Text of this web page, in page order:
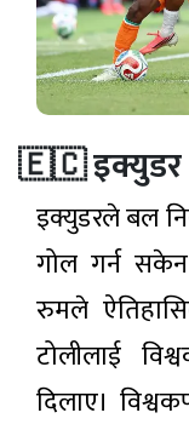
🇪🇨
इक्युडरले बल
गोल गर्न
रुमले
टोलीलाई
दिलाए।